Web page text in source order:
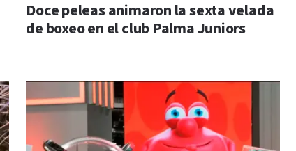
Doce peleas animaron la sexta velada
de boxeo en el club Palma Juniors